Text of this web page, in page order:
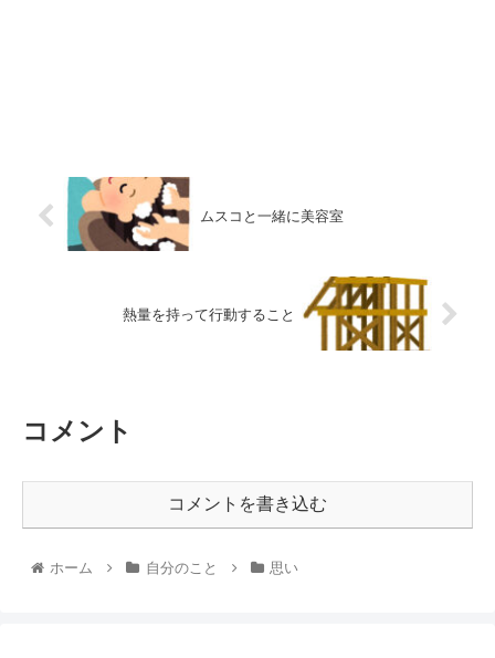
ムスコと一緒に美容室
熱量を持って行動すること
コメント
コメントを書き込む
ホーム 自分のこと 思い